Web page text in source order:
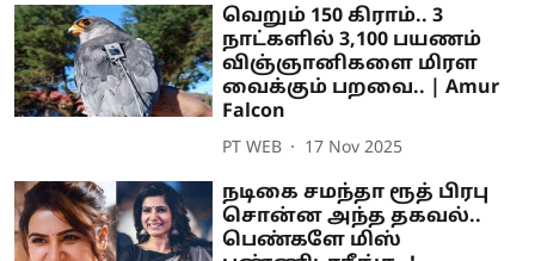
வெறும் 150 கிராம்.. 3
நாட்களில் 3,100 பயணம்
விஞ்ஞானிகளை மிரள
வைக்கும் பறவை.. | Amur
Falcon
PT WEB 17 Nov 2025
நடிகை சமந்தா ரூத் பிரபு
சொன்ன அந்த தகவல்..
பெண்களே மிஸ்